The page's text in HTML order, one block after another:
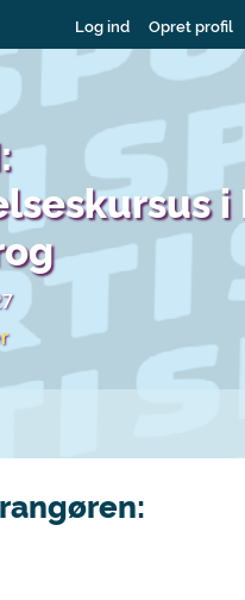
Log ind Opret profil
i